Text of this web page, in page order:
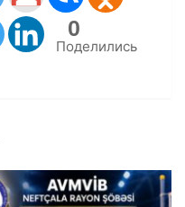
0
Поделились